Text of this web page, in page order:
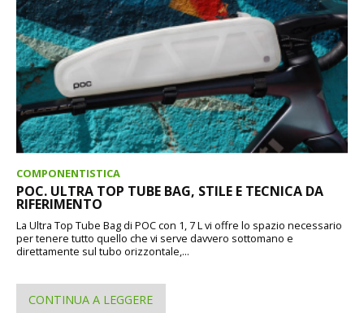
COMPONENTISTICA
POC. ULTRA TOP TUBE BAG, STILE E TECNICA DA
RIFERIMENTO
La Ultra Top Tube Bag di POC con 1, 7 L vi offre lo spazio necessario
per tenere tutto quello che vi serve davvero sottomano e
direttamente sul tubo orizzontale,...
CONTINUA A LEGGERE